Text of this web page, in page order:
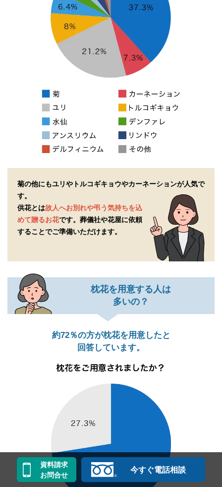
菊の他にもユリやトルコギキョウやカーネーションが人気で
す。
供花とは故人へお別れや弔う気持ちを込
めて贈るお花です。 葬儀社や花屋に依頼
することでご準備いただけます。
枕花を用意する人は
多いの？
約72％の方が枕花を用意したと
回答しています。
資料請求
お問合せ
今すぐ電話相談